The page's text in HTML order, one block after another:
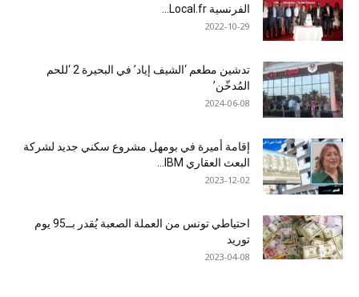
الفرنسية Local.fr...
2022-10-29
تدشين مطعم ‘الشيف إياد’ في البحيرة 2 ‘للحم
المُدخّن’
2024-06-08
إقامة أميرة في بومهل مشروع سكني جديد لشركة
البعث العقاري IBM...
2023-12-02
احتياطي تونس من العملة الصعبة يُقدر بــ95 يوم
توريد
2023-04-08